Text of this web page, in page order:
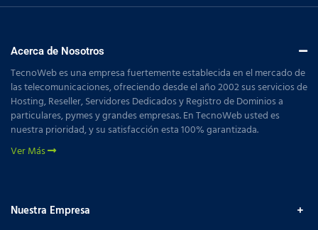
Acerca de Nosotros
TecnoWeb es una empresa fuertemente establecida en el mercado de
las telecomunicaciones, ofreciendo desde el año 2002 sus servicios de
Hosting, Reseller, Servidores Dedicados y Registro de Dominios a
particulares, pymes y grandes empresas. En TecnoWeb usted es
nuestra prioridad, y su satisfacción esta 100% garantizada.
Ver Más
Nuestra Empresa